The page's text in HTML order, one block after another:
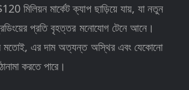
মিলিয়ন মার্কেট ক্যাপ ছাড়িয়ে যায়, যা নতুন
প্রতি বৃহত্তর মনোযোগ টেনে আনে।
মতোই, এর দাম অত্যন্ত অস্থির এবং যেকোনো
করতে পারে।